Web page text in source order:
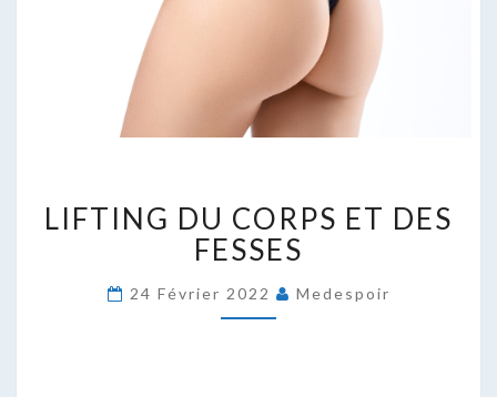
DU
CORPS
ET
DES
FESSES
LIFTING DU CORPS ET DES
FESSES
24 Février 2022 Medespoir